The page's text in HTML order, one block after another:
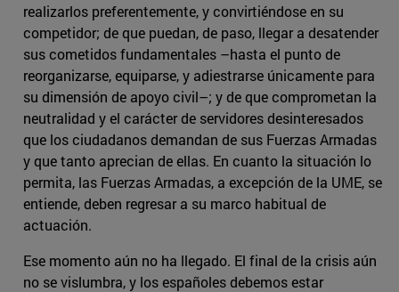
realizarlos preferentemente, y convirtiéndose en su
competidor; de que puedan, de paso, llegar a desatender
sus cometidos fundamentales –hasta el punto de
reorganizarse, equiparse, y adiestrarse únicamente para
su dimensión de apoyo civil–; y de que comprometan la
neutralidad y el carácter de servidores desinteresados
que los ciudadanos demandan de sus Fuerzas Armadas
y que tanto aprecian de ellas. En cuanto la situación lo
permita, las Fuerzas Armadas, a excepción de la UME, se
entiende, deben regresar a su marco habitual de
actuación.
Ese momento aún no ha llegado. El final de la crisis aún
no se vislumbra, y los españoles debemos estar